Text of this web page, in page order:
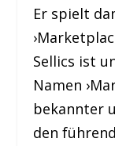
Er spielt
Sellics ist
Namen
bekannter
den